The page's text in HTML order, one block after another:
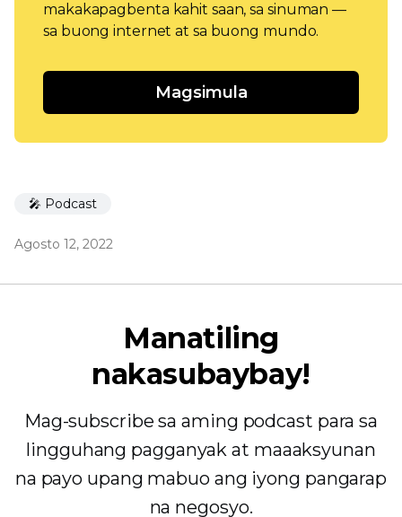
makakapagbenta kahit saan, sa sinuman —
sa buong internet at sa buong mundo.
Magsimula
🎤 Podcast
Agosto 12, 2022
Manatiling
nakasubaybay!
Mag-subscribe sa aming podcast para sa
lingguhang pagganyak at maaaksyunan
na payo upang mabuo ang iyong pangarap
na negosyo.